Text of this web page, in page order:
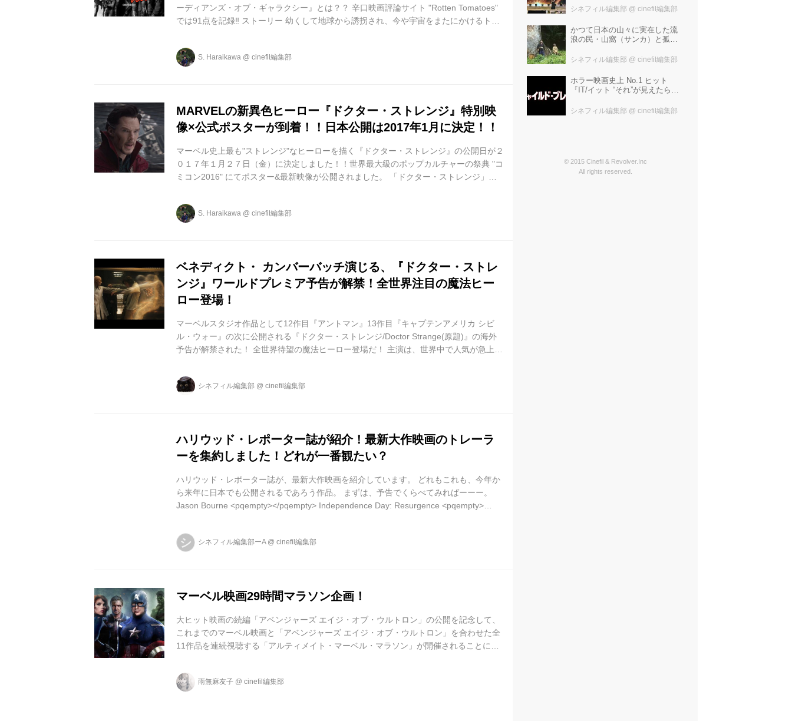
ーディアンズ・オブ・ギャラクシー』とは？？ 辛口映画評論サイト "Rotten Tomatoes"
では91点を記録‼︎ ストーリー 幼くして地球から誘拐され、今や宇宙をまたにかけるトレ
ロード”と名乗る男。そんな彼がある日、巨万の富を夢見て、パワーストーン＜オーブ＞
を盗み出す。だが、銀河を滅亡させるほどの恐ろしい力を持つオーブを狙う悪党たちか
S. Haraikawa @ cinefil編集部
MARVELの新異色ヒーロー『ドクター・ストレンジ』特別映
像×公式ポスターが到着！！日本公開は2017年1月に決定！！
マーベル史上最も"ストレンジ"なヒーローを描く『ドクター・ストレンジ』の公開日が２
０１７年１月２７日（金）に決定しました！！世界最大級のポップカルチャーの祭典 "コ
ミコン2016" にてポスター&最新映像が公開されました。 「ドクター・ストレンジ」最
//www.youtube.com/embed/HSzx-zryEgM?rel=0&loop=0&controls=1&showinfo=1 その
男、上から目線の天才外科医。 ーすべてを...
S. Haraikawa @ cinefil編集部
ベネディクト・ カンバーバッチ演じる、『ドクター・ストレ
ンジ』ワールドプレミア予告が解禁！全世界注目の魔法ヒー
ロー登場！
マーベルスタジオ作品として12作目『アントマン』13作目『キャプテンアメリカ シビ
ル・ウォー』の次に公開される『ドクター・ストレンジ/Doctor Strange(原題)』の海外
予告が解禁された！ 全世界待望の魔法ヒーロー登場だ！ 主演は、世界中で人気が急上昇
セン。 共演はティルダ・スウィントン、やキウェテル・イジョフォー。他にはレイチェ
ル・マクアダムス、マイケル・スタールバーグ、スコット・アドキンスといったキャス
シネフィル編集部 @ cinefil編集部
ハリウッド・レポーター誌が紹介！最新大作映画のトレーラ
ーを集約しました！どれが一番観たい？
ハリウッド・レポーター誌が、最新大作映画を紹介しています。 どれもこれも、今年か
ら来年に日本でも公開されるであろう作品。 まずは、予告でくらべてみればーーー。
Jason Bourne <pqempty></pqempty> Independence Day: Resurgence <pqempty>
<pqempty>//www.youtube.com/embed/7xuiU0Z99wo?rel=0</pqempty> Deadpool
<pqempty>//www.youtube.com/embed/1JcaA...
シ シネフィル編集部ーA @ cinefil編集部
マーベル映画29時間マラソン企画！
大ヒット映画の続編「アベンジャーズ エイジ・オブ・ウルトロン」の公開を記念して、
これまでのマーベル映画と「アベンジャーズ エイジ・オブ・ウルトロン」を合わせた全
11作品を連続視聴する「アルティメイト・マーベル・マラソン」が開催されることにな
ャピタン劇場では、4月20日から21日にかけての開催だ。「アイアンマン」（08）から
「ガーディアンズ・オブ・ギャラクシー」（14）までのマーベル作品10本を連続視聴し
雨無麻友子 @ cinefil編集部
中国最大の映画祭「上海国際映
シネフィル編集部 @ cinefil編集部
かつて日本の山々に実在した流
浪の民・山窩（サンカ）と孤独
笹谷遼平監督『山歌（サン
シネフィル編集部 @ cinefil編集部
ホラー映画史上 No.1 ヒット
『IT/イット “それ”が見えたら、
残る“殺人人形”トラウマ映画『チ
シネフィル編集部 @ cinefil編集部
© 2015 Cinefil & Revolver.Inc
All rights reserved.